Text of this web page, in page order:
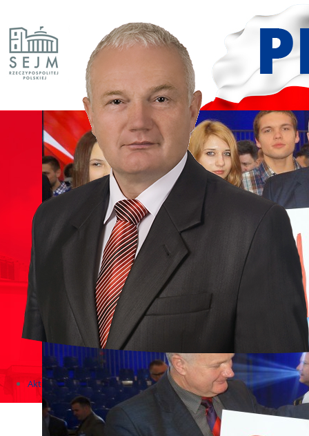
Aktualności
Zapowiedzi wydarzeń
KONKURSY 2020 - 2026
KOLONIE 2021 - 2026
Imprezy kulturalne - zaproszenia 2017